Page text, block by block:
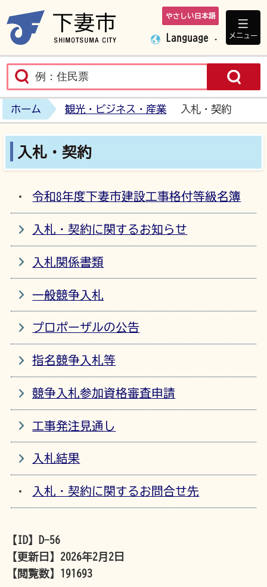
下妻市ホームペ
やさしい日本語
Language メニュー
ホーム 観光・ビジネス・産業 入札・契約
入札・契約
令和8年度下妻市建設工事格付等級名簿
入札・契約に関するお知らせ
入札関係書類
一般競争入札
プロポーザルの公告
指名競争入札等
競争入札参加資格審査申請
工事発注見通し
入札結果
入札・契約に関するお問合せ先
【ID】
D-56
【更新日】 2026年2月2日
【閲覧数】 191693